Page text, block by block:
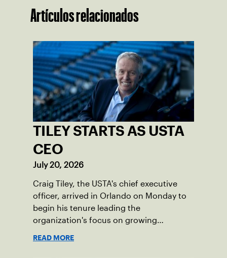
Artículos relacionados
TILEY STARTS AS USTA
CEO
July 20, 2026
Craig Tiley, the USTA's chief executive
officer, arrived in Orlando on Monday to
begin his tenure leading the
organization's focus on growing
READ MORE